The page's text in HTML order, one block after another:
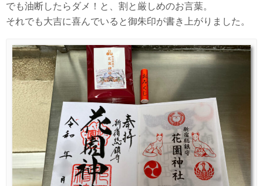
でも油断したらダメ！と、割と厳しめのお言葉。
それでも大吉に喜んでいると御朱印が書き上がりました。